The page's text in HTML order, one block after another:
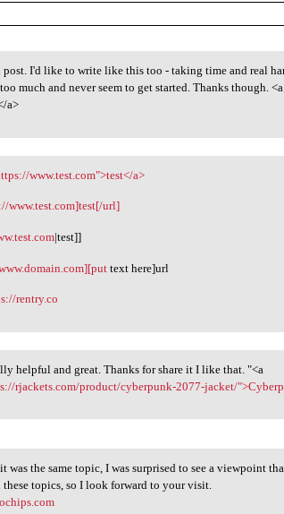
post. I'd like to
post. I'd like to write like this too - taking time and real
much and never seem to get started. Thanks though.
a>
www.test.com
www.test.com">test</a>
www.test.com]test[/url]
|test]]
text here]url
rentry.co
helpful and
helpful and great. Thanks for share it I like that. "<a
rjackets.com/product/cyberpunk-2077-jacket/
it was the same
was the same topic, I was surprised to see a viewpoint
these topics, so I look forward to your visit.